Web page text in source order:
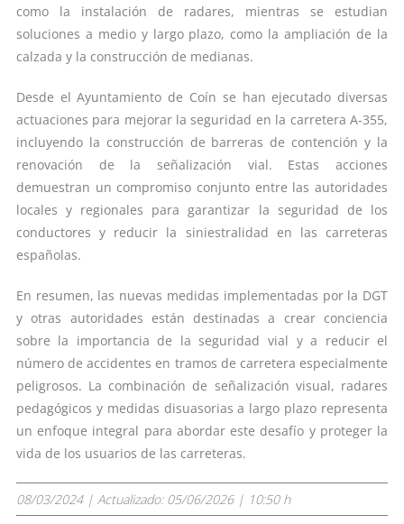
como la instalación de radares, mientras se estudian
soluciones a medio y largo plazo, como la ampliación de la
calzada y la construcción de medianas.
Desde el Ayuntamiento de Coín se han ejecutado diversas
actuaciones para mejorar la seguridad en la carretera A-355,
incluyendo la construcción de barreras de contención y la
renovación de la señalización vial. Estas acciones
demuestran un compromiso conjunto entre las autoridades
locales y regionales para garantizar la seguridad de los
conductores y reducir la siniestralidad en las carreteras
españolas.
En resumen, las nuevas medidas implementadas por la DGT
y otras autoridades están destinadas a crear conciencia
sobre la importancia de la seguridad vial y a reducir el
número de accidentes en tramos de carretera especialmente
peligrosos. La combinación de señalización visual, radares
pedagógicos y medidas disuasorias a largo plazo representa
un enfoque integral para abordar este desafío y proteger la
vida de los usuarios de las carreteras.
08/03/2024 | Actualizado: 05/06/2026 | 10:50 h